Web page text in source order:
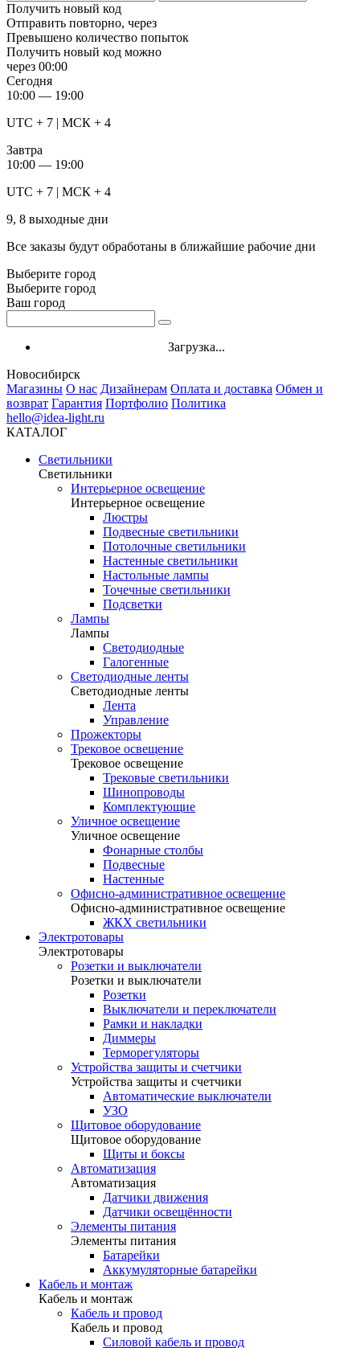
Получить новый код
Отправить повторно, через
Превышено количество попыток
Получить новый код можно
через 00:00
Сегодня
10:00 — 19:00
UTC + 7 | МСК + 4
Завтра
10:00 — 19:00
UTC + 7 | МСК + 4
9, 8 выходные дни
Все заказы будут обработаны в ближайшие рабочие дни
Выберите город
Выберите город
Ваш город
Загрузка...
Новосибирск
Магазины О нас Дизайнерам Оплата и доставка Обмен и
возврат Гарантия Портфолио Политика
hello@idea-light.ru
КАТАЛОГ
Светильники
Светильники
Интерьерное освещение
Интерьерное освещение
Люстры
Подвесные светильники
Потолочные светильники
Настенные светильники
Настольные лампы
Точечные светильники
Подсветки
Лампы
Лампы
Светодиодные
Галогенные
Светодиодные ленты
Светодиодные ленты
Лента
Управление
Прожекторы
Трековое освещение
Трековое освещение
Трековые светильники
Шинопроводы
Комплектующие
Уличное освещение
Уличное освещение
Фонарные столбы
Подвесные
Настенные
Офисно-административное освещение
Офисно-административное освещение
ЖКХ светильники
Электротовары
Электротовары
Розетки и выключатели
Розетки и выключатели
Розетки
Выключатели и переключатели
Рамки и накладки
Диммеры
Терморегуляторы
Устройства защиты и счетчики
Устройства защиты и счетчики
Автоматические выключатели
УЗО
Щитовое оборудование
Щитовое оборудование
Щиты и боксы
Автоматизация
Автоматизация
Датчики движения
Датчики освещённости
Элементы питания
Элементы питания
Батарейки
Аккумуляторные батарейки
Кабель и монтаж
Кабель и монтаж
Кабель и провод
Кабель и провод
Силовой кабель и провод